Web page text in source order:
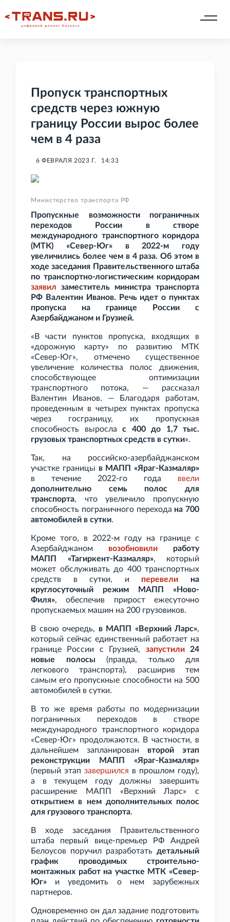
Пропуск транспортных
средств через южную
границу России вырос более
чем в 4 раза
6 ФЕВРАЛЯ 2023 Г. 14:33
Министерство транспорта РФ
Пропускные возможности пограничных
переходов России в створе
международного транспортного коридора
(МТК) «Север-Юг» в 2022-м году
увеличились более чем в 4 раза. Об этом в
ходе заседания Правительственного штаба
по транспортно-логистическим коридорам
заявил заместитель министра транспорта
РФ Валентин Иванов. Речь идет о пунктах
пропуска на границе России с
Азербайджаном и Грузией.
«В части пунктов пропуска, входящих в
«дорожную карту» по развитию МТК
«Север-Юг», отмечено существенное
увеличение количества полос движения,
способствующее оптимизации
транспортного потока, — рассказал
Валентин Иванов. — Благодаря работам,
проведенным в четырех пунктах пропуска
через госграницу, их пропускная
способность выросла с 400 до 1,7
тыс.
грузовых транспортных средств в сутки».
Так, на российско-азербайджанском
участке границы в МАПП «Яраг-Казмаляр»
в течение 2022-го года ввели
дополнительно семь полос для
транспорта, что увеличило пропускную
способность пограничного перехода на 700
автомобилей в сутки.
Кроме того, в 2022-м году на границе с
Азербайджаном возобновили работу
МАПП
«Тагиркент-Казмаляр», который
может обслуживать до 400 транспортных
средств в сутки, и перевели на
круглосуточный режим МАПП «Ново-
Филя», обеспечив прирост ежесуточно
пропускаемых машин на 200 грузовиков.
В свою очередь, в МАПП «Верхний Ларс»,
который сейчас единственный работает на
границе России с Грузией, запустили24
новые полосы (правда, только для
легкового транспорта), расширив тем
самым его пропускные способности на 500
автомобилей в сутки.
В то же время работы по модернизации
пограничных переходов в створе
международного транспортного коридора
«Север-Юг» продолжаются. В частности, в
дальнейшем запланирован второй этап
реконструкции МАПП «Яраг-Казмаляр»
(первый этап завершился в прошлом году),
а в текущем году должны завершить
расширение МАПП «Верхний Ларс» с
открытием в нем дополнительных полос
для грузового транспорта.
В ходе заседания Правительственного
штаба первый вице-премьер РФ Андрей
Белоусов поручил разработать детальный
график проводимых строительно-
монтажных работ на участке МТК «Север-
Юг» и уведомить о нем зарубежных
партнеров.
Одновременно он дал задание подготовить